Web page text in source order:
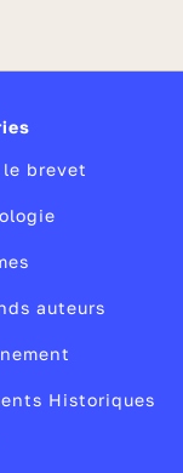
le brevet
auteurs
Historiques